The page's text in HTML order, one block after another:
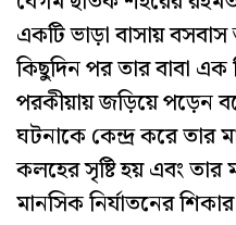
একটি ভাড়া বাসায়
কিছুদিন পর তার বাবা এক
পরকীয়ায় জড়িয়ে পড়েন
ঘটনাকে কেন্দ্র করে তার
কলহের সৃষ্টি হয় এবং তার
মানসিক নির্যাতনের